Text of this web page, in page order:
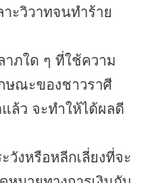
ะวิวาทจนทำร้าย
ภใด ๆ ที่ใช้ความ
ษณะของชาวราศี
ล้ว จะทำให้ได้ผลดี
วังหรือหลีกเลี่ยงที่จะ